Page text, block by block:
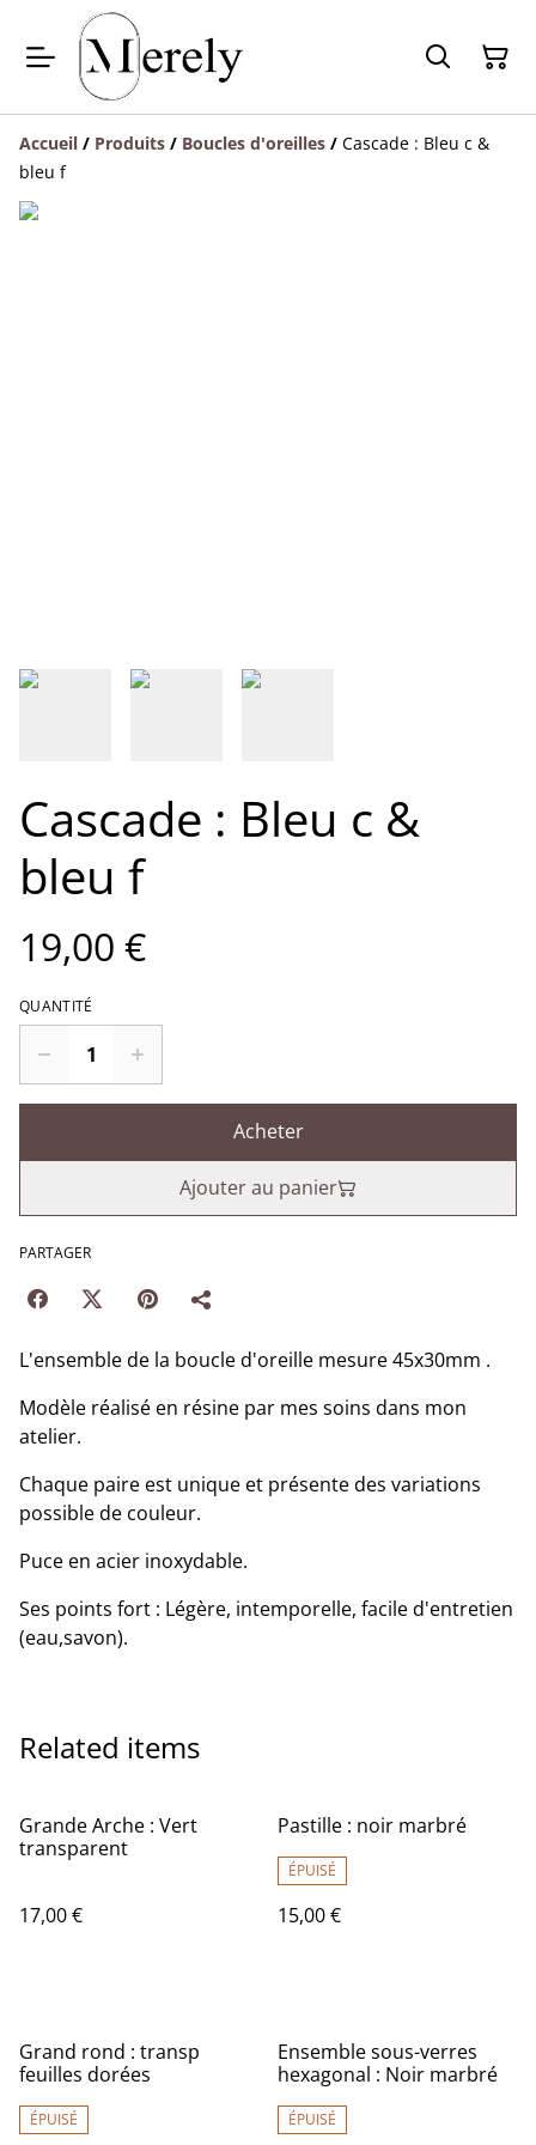
Accueil / Produits / Boucles d'oreilles / Cascade : Bleu c &
bleu f
Cascade : Bleu c &
bleu f
19,00 €
QUANTITÉ
Acheter
Ajouter au panier
PARTAGER
L'ensemble de la boucle d'oreille mesure 45x30mm .
Modèle réalisé en résine par mes soins dans mon
atelier.
Chaque paire est unique et présente des variations
possible de couleur.
Puce en acier inoxydable.
Ses points fort : Légère, intemporelle, facile d'entretien
(eau,savon).
Related items
Grande Arche : Vert
transparent
17,00 €
Pastille : noir marbré
ÉPUISÉ
15,00 €
Grand rond : transp
feuilles dorées
ÉPUISÉ
Ensemble sous-verres
hexagonal : Noir marbré
ÉPUISÉ